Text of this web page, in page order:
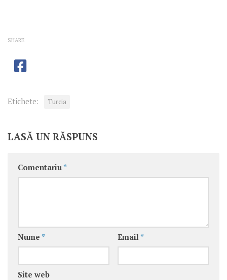
SHARE
Etichete: Turcia
LASĂ UN RĂSPUNS
Comentariu *
Nume * Email *
Site web